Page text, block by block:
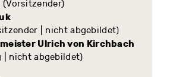
(Vorsitzender)
| nicht abgebildet)
Ulrich von Kirchbach
| nicht abgebildet)